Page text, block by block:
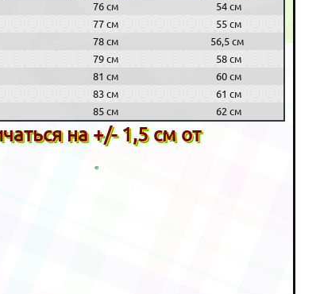
76 см
54 см
77 см
55 см
78 см
56,5 см
79 см
58 см
81 см
60 см
83 см
61 см
85 см 62 см
на +/- 1,5 см от